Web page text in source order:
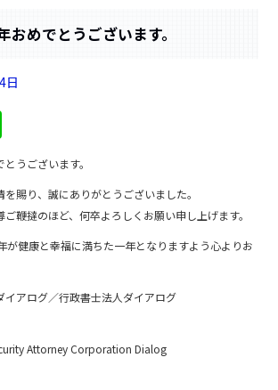
おめでとうございます。
日
n
eうございます。
賜り、誠にありがとうございました。
鞭撻のほど、何卒よろしくお願い申し上げます。
が健康と幸福に満ちた一年となりますよう心よりお
イアログ／行政書士法人ダイアログ
Attorney Corporation Dialog